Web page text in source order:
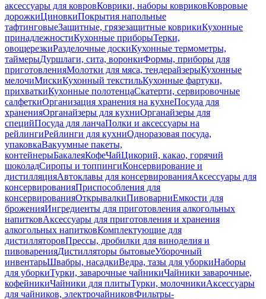
аксессуары для ковровКоврики, наборы ковриковКовровые
дорожкиЦиновкиПокрытия напольные
тафтинговыеЗащитные, грязезащитные коврикиКухонные
принадлежностиКухонные приборыТерки,
овощерезкиРазделочные доскиКухонные термометры,
таймерыДуршлаги, сита, воронкиФормы, приборы для
приготовленияМолотки для мяса, тендерайзерыКухонные
мелочиМискиКухонный текстильКухонные фартуки,
прихваткиКухонные полотенцаСкатерти, сервировочные
салфеткиОрганизация хранения на кухнеПосуда для
храненияОрганайзеры для кухниОрганайзеры для
специйПосуда для ланчаПолки и аксессуары на
рейлингиРейлинги для кухниОдноразовая посуда,
упаковкаВакуумные пакеты,
контейнерыБакалеяКофеЧайЦикорий, какао, горячий
шоколадСиропы и топпингиКонсервирование и
дистилляцияАвтоклавы для консервированияАксессуары для
консервированияПриспособления для
консервированияОткрывалкиПивоварниЕмкости для
броженияИнгредиенты для приготовления алкогольных
напитковАксессуары для приготовления и хранения
алкогольных напитковКомплектующие для
дистилляторовПрессы, дробилки для виноделия и
пивоваренияДистилляторы бытовыеУборочный
инвентарьШвабры, насадкиВедра, тазы для уборкиНаборы
для уборкиТурки, заварочные чайникиЧайники заварочные,
кофейникиЧайники для плитыТурки, молочникиАксессуары
для чайников, электрочайниковФильтры-